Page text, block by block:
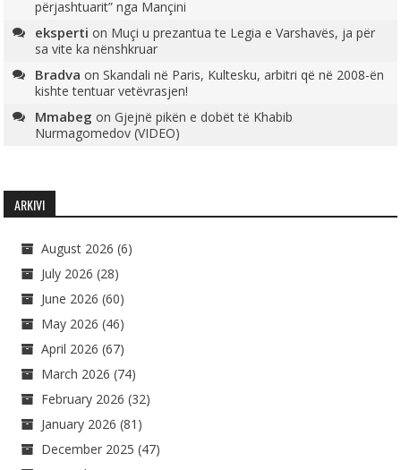
përjashtuarit” nga Mançini
eksperti on Muçi u prezantua te Legia e Varshavës, ja për
sa vite ka nënshkruar
Bradva onSkandali në Paris, Kultesku, arbitri që në 2008-ën
kishte tentuar vetëvrasjen!
Mmabeg onGjejnë pikën e dobët të Khabib
Nurmagomedov (VIDEO)
ARKIVI
August 2026 (6)
July 2026 (28)
June 2026 (60)
May 2026 (46)
April 2026 (67)
March 2026 (74)
February 2026 (32)
January 2026 (81)
December 2025 (47)